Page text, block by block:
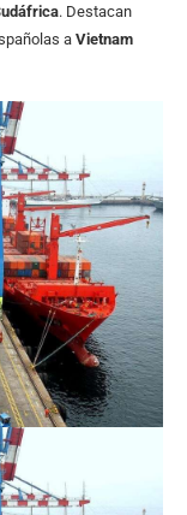
. Destacan
a Vietnam